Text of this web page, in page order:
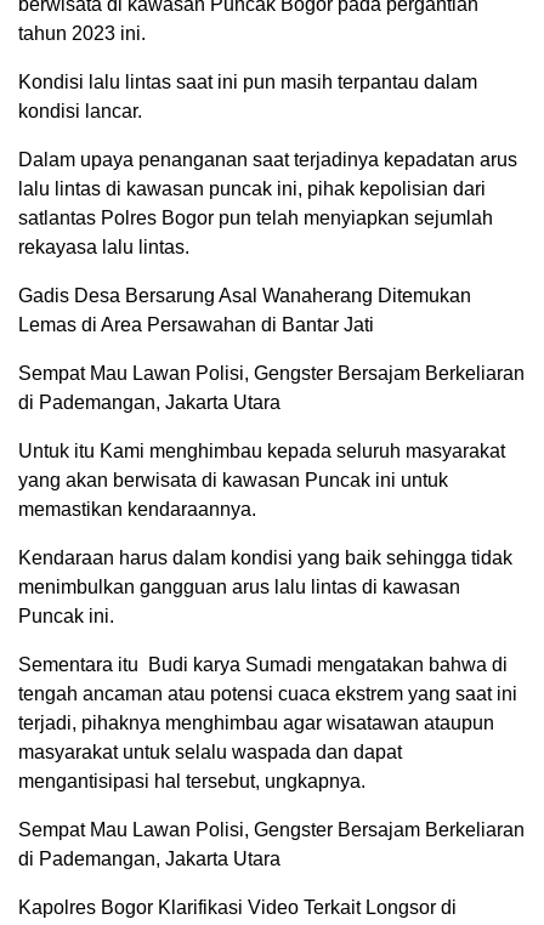
berwisata di kawasan Puncak Bogor pada pergantian
tahun 2023 ini.
Kondisi lalu lintas saat ini pun masih terpantau dalam
kondisi lancar.
Dalam upaya penanganan saat terjadinya kepadatan arus
lalu lintas di kawasan puncak ini, pihak kepolisian dari
satlantas Polres Bogor pun telah menyiapkan sejumlah
rekayasa lalu lintas.
Gadis Desa Bersarung Asal Wanaherang Ditemukan
Lemas di Area Persawahan di Bantar Jati
Sempat Mau Lawan Polisi, Gengster Bersajam Berkeliaran
di Pademangan, Jakarta Utara
Untuk itu Kami menghimbau kepada seluruh masyarakat
yang akan berwisata di kawasan Puncak ini untuk
memastikan kendaraannya.
Kendaraan harus dalam kondisi yang baik sehingga tidak
menimbulkan gangguan arus lalu lintas di kawasan
Puncak ini.
Sementara itu Budi karya Sumadi mengatakan bahwa di
tengah ancaman atau potensi cuaca ekstrem yang saat ini
terjadi, pihaknya menghimbau agar wisatawan ataupun
masyarakat untuk selalu waspada dan dapat
mengantisipasi hal tersebut, ungkapnya.
Sempat Mau Lawan Polisi, Gengster Bersajam Berkeliaran
di Pademangan, Jakarta Utara
Kapolres Bogor Klarifikasi Video Terkait Longsor di